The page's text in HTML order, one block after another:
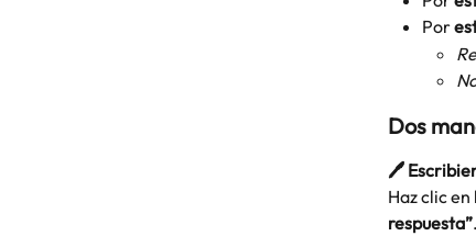
Por
Dos
🖊️
Haz clic
respuesta”.